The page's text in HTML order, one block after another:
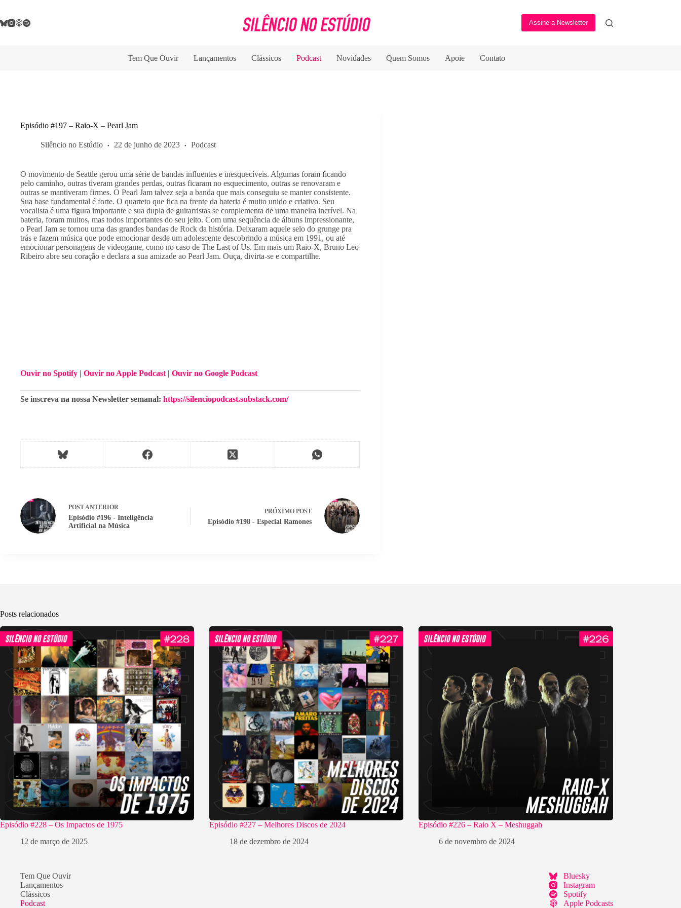
o
Assine a Newsletter
Tem Que Ouvir Lançamentos Clássicos Podcast Novidades Quem Somos Apoie Contato
Episódio #197 – Raio-X – Pearl Jam
Silêncio no Estúdio 22 de junho de 2023 Podcast
O movimento de Seattle gerou uma série de bandas influentes e inesquecíveis. Algumas foram ficando
pelo caminho, outras tiveram grandes perdas, outras ficaram no esquecimento, outras se renovaram e
outras se mantiveram firmes. O Pearl Jam talvez seja a banda que mais conseguiu se manter consistente.
Sua base fundamental é forte. O quarteto que fica na frente da bateria é muito unido e criativo. Seu
vocalista é uma figura importante e sua dupla de guitarristas se complementa de uma maneira incrível. Na
bateria, foram muitos, mas todos importantes do seu jeito. Com uma sequência de álbuns impressionante,
o Pearl Jam se tornou uma das grandes bandas de Rock da história. Deixaram aquele selo do grunge pra
trás e fazem música que pode emocionar desde um adolescente descobrindo a música em 1991, ou até
emocionar personagens de videogame, como no caso de The Last of Us. Em mais um Raio-X, Bruno Leo
Ribeiro abre seu coração e declara a sua amizade ao Pearl Jam. Ouça, divirta-se e compartilhe.
Ouvir no Spotify | Ouvir no Apple Podcast | Ouvir no Google Podcast
Se inscreva na nossa Newsletter semanal: https://silenciopodcast.substack.com/⁠⁠⁠
POST ANTERIOR
Episódio #196 - Inteligência
Artificial na Música
PRÓXIMO POST
Episódio #198 - Especial Ramones
Posts relacionados
Episódio #228 – Os Impactos de 1975
12 de março de 2025
Episódio #227 – Melhores Discos de 2024
18 de dezembro de 2024
Episódio #226 – Raio X – Meshuggah
6 de novembro de 2024
Tem Que Ouvir
Lançamentos
Clássicos
Podcast
Bluesky
Instagram
Spotify
Apple Podcasts